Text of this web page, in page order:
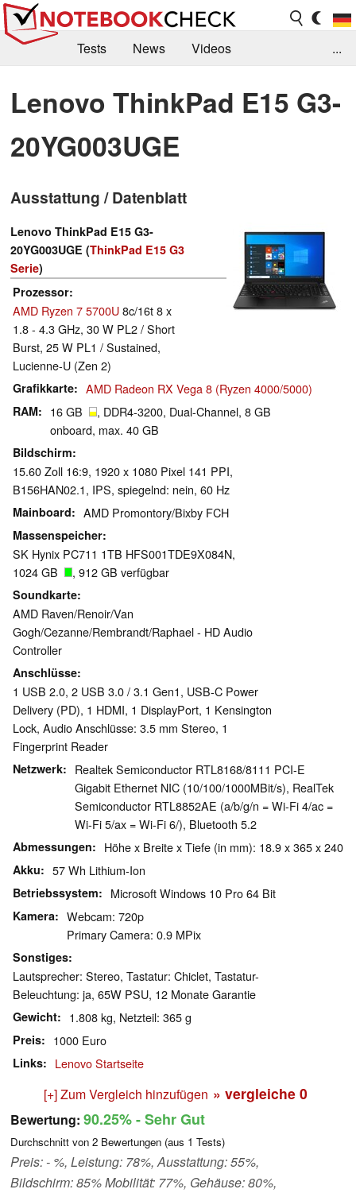
Tests News
Videos
Kaufberatung
Deals Suche
Jobs
Forum
...
Lenovo ThinkPad E15 G3-
20YG003UGE
Ausstattung / Datenblatt
Lenovo ThinkPad E15 G3-
20YG003UGE (ThinkPad E15 G3
Serie)
Prozessor
AMD Ryzen 7 5700U8c/16t 8 x
1.8 - 4.3 GHz, 30 W PL2 / Short
Burst, 25 W PL1 / Sustained,
Lucienne-U (Zen 2)
Grafikkarte AMD Radeon RX Vega 8 (Ryzen 4000/5000)
RAM 16 GB
, DDR4-3200, Dual-Channel, 8 GB
onboard, max. 40 GB
Bildschirm
15.60 Zoll 16:9, 1920 x 1080 Pixel 141 PPI,
B156HAN02.1, IPS, spiegelnd: nein, 60 Hz
Mainboard AMD Promontory/Bixby FCH
Massenspeicher
SK Hynix PC711 1TB HFS001TDE9X084N,
1024 GB
, 912 GB verfügbar
Soundkarte
AMD Raven/Renoir/Van
Gogh/Cezanne/Rembrandt/Raphael - HD Audio
Controller
Anschlüsse
1 USB 2.0, 2 USB 3.0 / 3.1 Gen1, USB-C Power
Delivery (PD), 1 HDMI, 1 DisplayPort, 1 Kensington
Lock, Audio Anschlüsse: 3.5 mm Stereo, 1
Fingerprint Reader
Netzwerk
Realtek Semiconductor RTL8168/8111 PCI-E
Gigabit Ethernet NIC (10/100/1000MBit/s), RealTek
Semiconductor RTL8852AE (a/b/g/n = Wi-Fi 4/ac =
Wi-Fi 5/ax = Wi-Fi 6/), Bluetooth 5.2
Abmessungen Höhe x Breite x Tiefe (in mm): 18.9 x 365 x 240
Akku 57 Wh Lithium-Ion
Betriebssystem Microsoft Windows 10 Pro 64 Bit
Kamera
Webcam: 720p
Primary Camera: 0.9 MPix
Sonstiges
Lautsprecher: Stereo, Tastatur: Chiclet, Tastatur-
Beleuchtung: ja, 65W PSU, 12 Monate Garantie
Gewicht 1.808 kg, Netzteil: 365 g
Preis 1000 Euro
Links Lenovo Startseite
[+] Zum Vergleich hinzufügen » vergleiche 0
Bewertung: 90.25%- Sehr Gut
Durchschnitt von 2 Bewertungen (aus 1 Tests)
Preis: - %, Leistung: 78%, Ausstattung: 55%,
Bildschirm: 85% Mobilität: 77%, Gehäuse: 80%,